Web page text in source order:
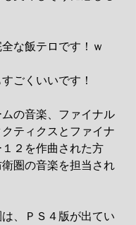
な飯テロです！ｗ
ごくいいです！
の音楽、ファイナル
ティクスとファイナ
２を作曲された方
圏の音楽を担当され
、ＰＳ４版が出てい